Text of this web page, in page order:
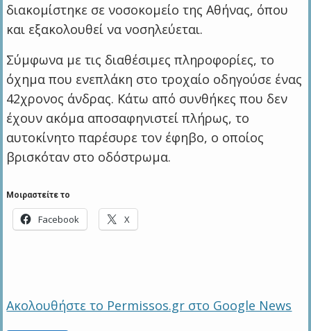
διακομίστηκε σε νοσοκομείο της Αθήνας, όπου
και εξακολουθεί να νοσηλεύεται.
Σύμφωνα με τις διαθέσιμες πληροφορίες, το
όχημα που ενεπλάκη στο τροχαίο οδηγούσε ένας
42χρονος άνδρας. Κάτω από συνθήκες που δεν
έχουν ακόμα αποσαφηνιστεί πλήρως, το
αυτοκίνητο παρέσυρε τον έφηβο, ο οποίος
βρισκόταν στο οδόστρωμα.
Μοιραστείτε το
Facebook X
Ακολουθήστε το Permissos.gr στο Google News